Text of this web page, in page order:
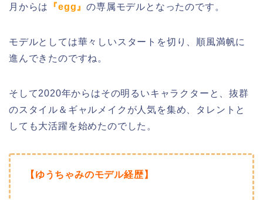
月からは 『egg』の専属モデルとなったのです。
モデルとしては華々しいスタートを切り、順風満帆に
進んできたのですね。
そして2020年からはその明るいキャラクターと、抜群
のスタイル＆ギャルメイクが人気を集め、タレントと
しても大活躍を始めたのでした。
【ゆうちゃみのモデル経歴】